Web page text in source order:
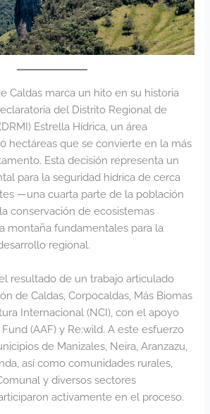
Caldas marca un hito en su historia
del Distrito Regional de
Estrella Hídrica, un área
hectáreas que se convierte en la más
Esta decisión representa un
para la seguridad hídrica de cerca
—una cuarta parte de la población
conservación de ecosistemas
montaña fundamentales para la
regional.
resultado de un trabajo articulado
de Caldas, Corpocaldas, Más Biomas
Internacional (NCI), con el apoyo
(AAF) y Re:wild. A este esfuerzo
de Manizales, Neira, Aranzazu,
así como comunidades rurales,
y diversos sectores
activamente en el proceso.